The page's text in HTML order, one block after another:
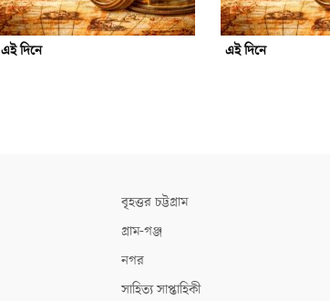
এই দিনে এই দিনে
বৃহত্তর চট্টগ্রাম
গ্রাম-গঞ্জ
নগর
সাহিত্য সাপ্তাহিকী